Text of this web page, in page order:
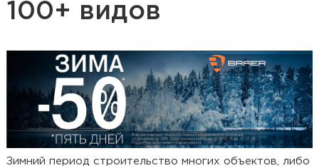
100+ видов
Зимний период строительство многих объектов, либо